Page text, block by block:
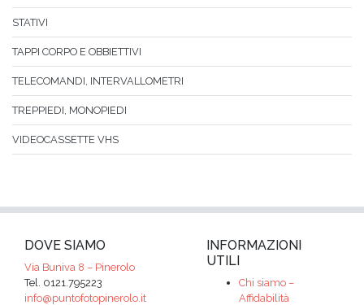
STATIVI
TAPPI CORPO E OBBIETTIVI
TELECOMANDI, INTERVALLOMETRI
TREPPIEDI, MONOPIEDI
VIDEOCASSETTE VHS
DOVE SIAMO
Via Buniva 8 – Pinerolo
Tel. 0121.795223
info@puntofotopinerolo.it
INFORMAZIONI
UTILI
Chi siamo –
Affidabilità